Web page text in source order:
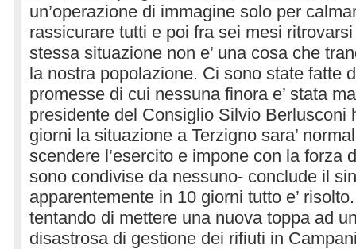
un’operazione di immagine solo per
rassicurare tutti e poi fra sei mesi
stessa situazione non e’ una cosa che
la nostra popolazione. Ci sono state fatte
promesse di cui nessuna finora e’ stata
presidente del Consiglio Silvio Berlusconi
giorni la situazione a Terzigno sara’
scendere l’esercito e impone con la forza
sono condivise da nessuno- conclude il
apparentemente in 10 giorni tutto e’
tentando di mettere una nuova toppa ad
disastrosa di gestione dei rifiuti in